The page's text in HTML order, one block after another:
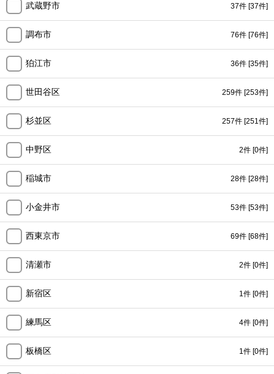
武蔵野市 37件 [37件]
調布市 76件 [76件]
狛江市 36件 [35件]
世田谷区 259件 [253件]
杉並区 257件 [251件]
中野区 2件 [0件]
稲城市 28件 [28件]
小金井市 53件 [53件]
西東京市 69件 [68件]
清瀬市 2件 [0件]
新宿区 1件 [0件]
練馬区 4件 [0件]
板橋区 1件 [0件]